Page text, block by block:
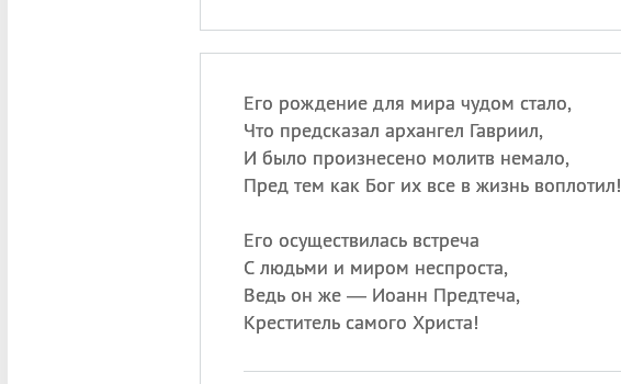
Его рождение для мира чудом стало,
Что предсказал архангел Гавриил,
И было произнесено молитв немало,
Пред тем как Бог их все в жизнь воплотил!
Его осуществилась встреча
С людьми и миром неспроста,
Ведь он же — Иоанн Предтеча,
Креститель самого Христа!